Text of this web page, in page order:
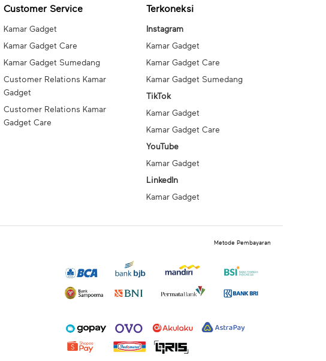
Customer Service
Kamar Gadget
Kamar Gadget Care
Kamar Gadget Sumedang
Customer Relations Kamar
Gadget
Customer Relations Kamar
Gadget Care
Terkoneksi
Instagram
Kamar Gadget
Kamar Gadget Care
Kamar Gadget Sumedang
TikTok
Kamar Gadget
Kamar Gadget Care
YouTube
Kamar Gadget
LinkedIn
Kamar Gadget
Metode Pembayaran